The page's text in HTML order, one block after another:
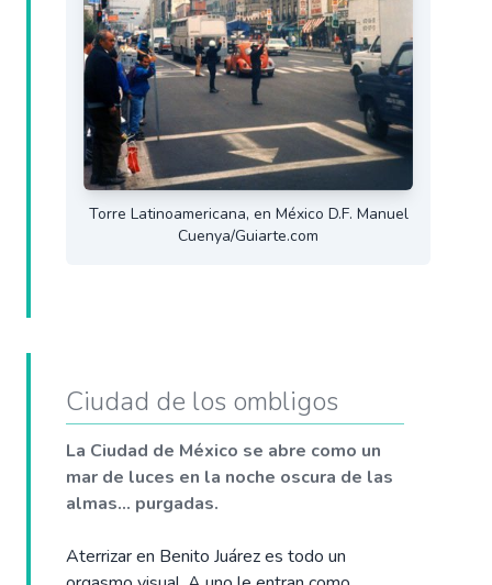
Torre Latinoamericana, en México D.F. Manuel
Cuenya/Guiarte.com
Ciudad de los ombligos
La Ciudad de México se abre como un
mar de luces en la noche oscura de las
almas... purgadas.
Aterrizar en Benito Juárez es todo un